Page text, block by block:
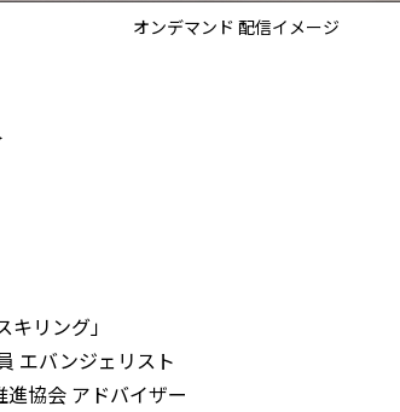
オンデマンド 配信イメージ
キリング」
エバンジェリスト
協会 アドバイザー